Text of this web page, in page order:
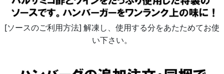
[ソースのご利用方法] 解凍し、使用する分をあたためてお使
い下さい。